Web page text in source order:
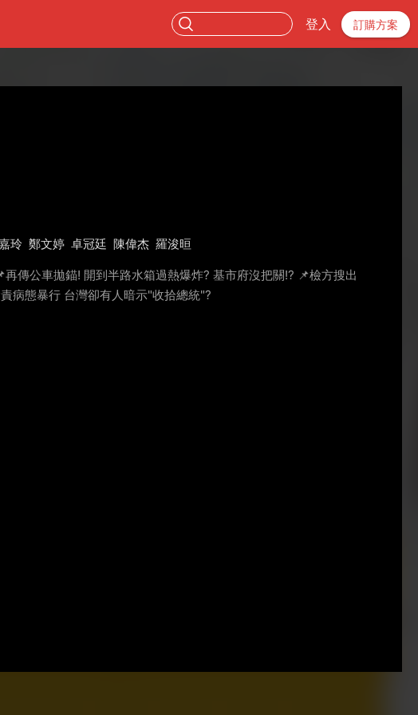
登入 訂購方案
玲 鄭文婷 卓冠廷 陳偉杰 羅浚晅
傳公車拋錨! 開到半路水箱過熱爆炸? 基市府沒把關!? 📌檢方搜出
病態暴行 台灣卻有人暗示"收拾總統"?